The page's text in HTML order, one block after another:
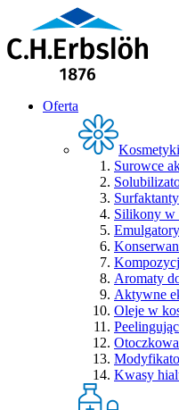
Oferta
Kosmetyki
Surowce
Surfaktanty
Silikony w
Emulgatory
Aromaty
Aktywne
Oleje w
Kwasy